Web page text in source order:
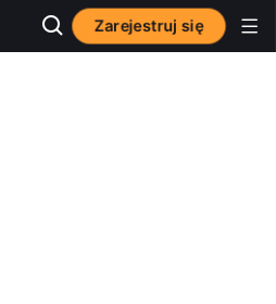
Zarejestruj się